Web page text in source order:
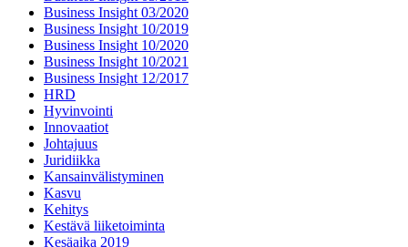
Business Insight 03/2020
Business Insight 10/2019
Business Insight 10/2020
Business Insight 10/2021
Business Insight 12/2017
HRD
Hyvinvointi
Innovaatiot
Johtajuus
Juridiikka
Kansainvälistyminen
Kasvu
Kehitys
Kestävä liiketoiminta
Kesäaika 2019